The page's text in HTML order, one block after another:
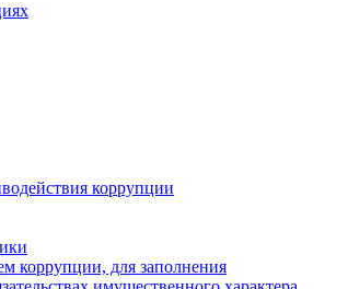
коррупции
коррупции, для заполнения